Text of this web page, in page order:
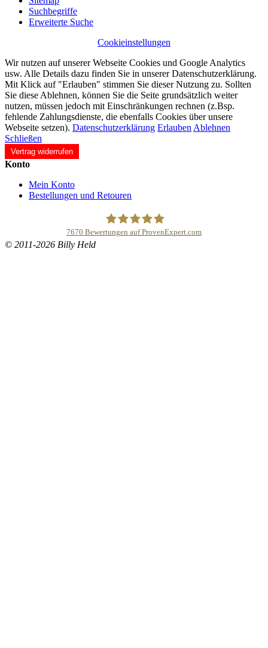
Suchbegriffe
Erweiterte Suche
Cookieinstellungen
Wir nutzen auf unserer Webseite Cookies und Google Analytics
usw. Alle Details dazu finden Sie in unserer Datenschutzerklärung.
Mit Klick auf "Erlauben" stimmen Sie dieser Nutzung zu. Sollten
Sie diese Ablehnen, können Sie die Seite grundsätzlich weiter
nutzen, müssen jedoch mit Einschränkungen rechnen (z.Bsp.
fehlende Zahlungsdienste, die ebenfalls Cookies über unsere
Webseite setzen). Datenschutzerklärung Erlauben Ablehnen
Schließen
Vertrag widerrufen
Konto
Mein Konto
Bestellungen und Retouren
7670 Bewertungen auf ProvenExpert.com
© 2011-2026 Billy Held